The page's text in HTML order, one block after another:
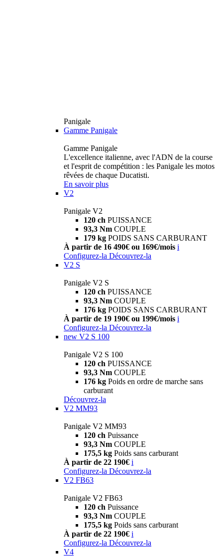
Panigale
Gamme Panigale
Gamme Panigale
L'excellence italienne, avec l'ADN de la course
et l'esprit de compétition : les Panigale les motos
rêvées de chaque Ducatisti.
En savoir plus
V2
Panigale V2
120 ch PUISSANCE
93,3 Nm COUPLE
179 kg POIDS SANS CARBURANT
À partir de 16 490€ ou 169€/mois i
Configurez-la Découvrez-la
V2 S
Panigale V2 S
120 ch PUISSANCE
93,3 Nm COUPLE
176 kg POIDS SANS CARBURANT
À partir de 19 190€ ou 199€/mois i
Configurez-la Découvrez-la
new V2 S 100
Panigale V2 S 100
120 ch PUISSANCE
93,3 Nm COUPLE
176 kg Poids en ordre de marche sans
carburant
Découvrez-la
V2 MM93
Panigale V2 MM93
120 ch Puissance
93,3 Nm COUPLE
175,5 kg Poids sans carburant
À partir de 22 190€ i
Configurez-la Découvrez-la
V2 FB63
Panigale V2 FB63
120 ch Puissance
93,3 Nm COUPLE
175,5 kg Poids sans carburant
À partir de 22 190€ i
Configurez-la Découvrez-la
V4